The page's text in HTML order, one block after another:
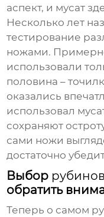
аспект, и мусат
Несколько лет
тестирование
ножами.
использовали
половина –
оказались
использовал
сохраняют
сами ножи
достаточно
Выбор
обратить
Теперь о самом